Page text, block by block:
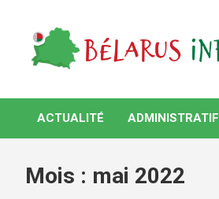
content
Bélarus Infos
ACTUALITÉ ADMINISTRATIF
Mois : mai 2022